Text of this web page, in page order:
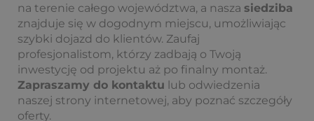
na terenie całego województwa, a nasza siedziba
znajduje się w dogodnym miejscu, umożliwiając
szybki dojazd do klientów. Zaufaj
profesjonalistom, którzy zadbają o Twoją
inwestycję od projektu aż po finalny montaż.
Zapraszamy do kontaktu lub odwiedzenia
naszej strony internetowej, aby poznać szczegóły
oferty.